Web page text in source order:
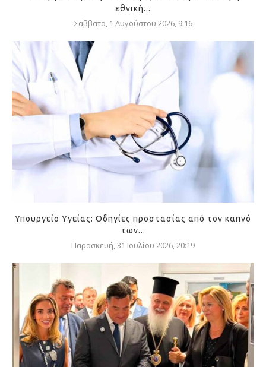
εθνική...
Σάββατο, 1 Αυγούστου 2026, 9:16
Υπουργείο Υγείας: Οδηγίες προστασίας από τον καπνό
των...
Παρασκευή, 31 Ιουλίου 2026, 20:19